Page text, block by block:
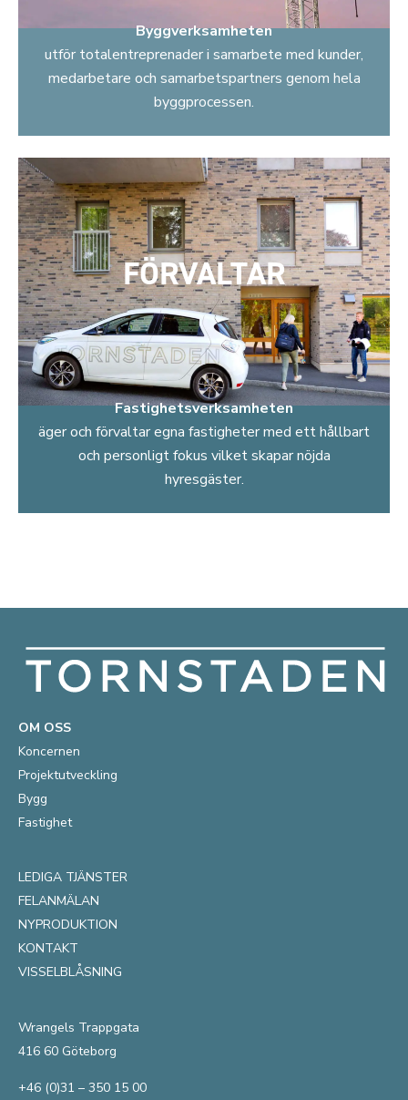
Byggverksamheten
utför totalentreprenader i samarbete med kunder,
medarbetare och samarbetspartners genom hela
byggprocessen.
FÖRVALTAR
Fastighetsverksamheten
äger och förvaltar egna fastigheter med ett hållbart
och personligt fokus vilket skapar nöjda
hyresgäster.
OM OSS
Koncernen
Projektutveckling
Bygg
Fastighet
LEDIGA TJÄNSTER
FELANMÄLAN
NYPRODUKTION
KONTAKT
VISSELBLÅSNING
Wrangels Trappgata
416 60 Göteborg
+46 (0)31 – 350 15 00